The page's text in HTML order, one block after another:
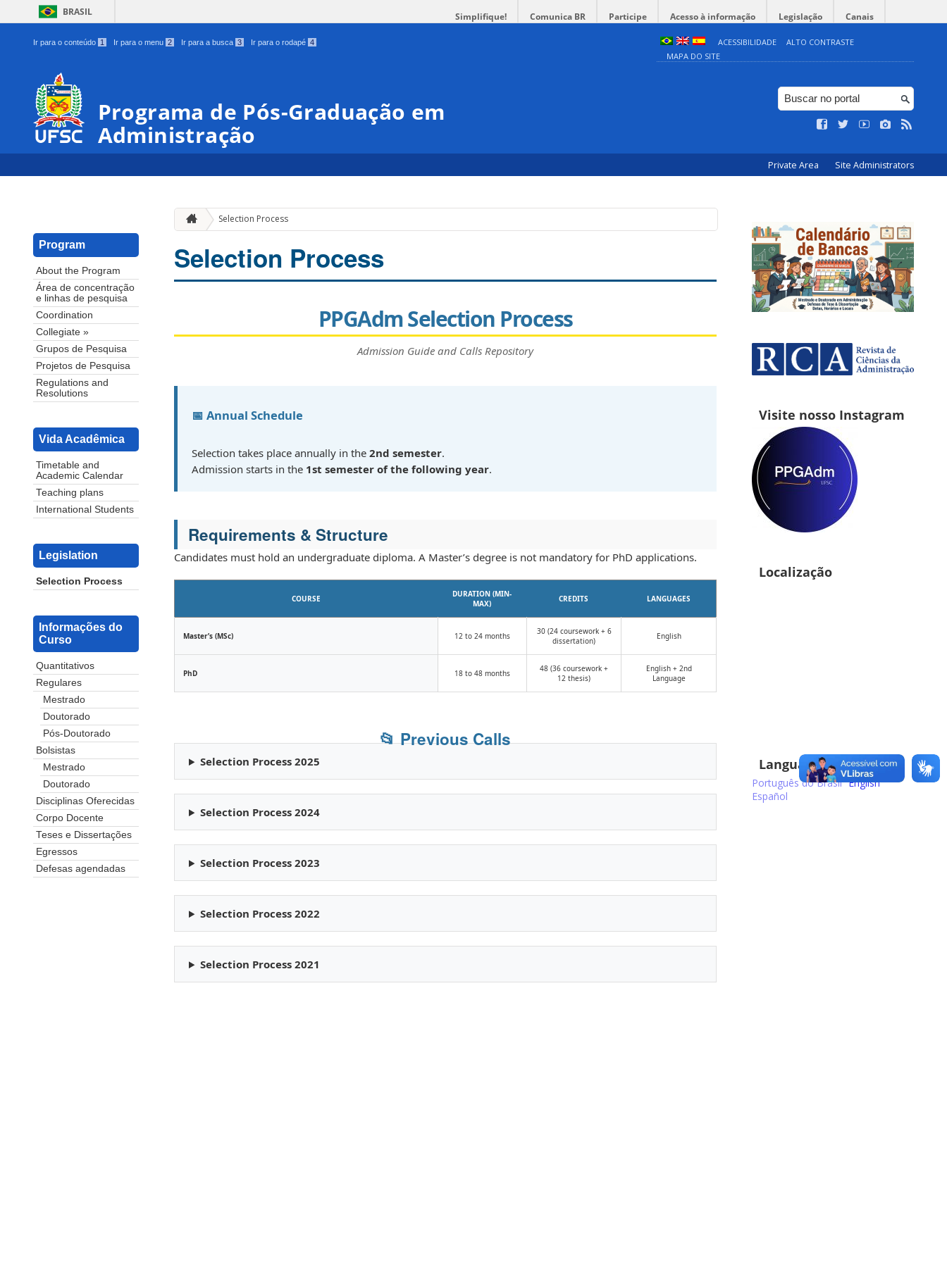
BRASIL Simplifique! Comunica BR Participe Acesso à informação Legislação Canais
Ir para o conteúdo 1 Ir para o menu 2 Ir para a busca 3 Ir para o rodapé 4 ACESSIBILIDADE
ALTO CONTRASTE
MAPA DO SITE
Programa de Pós-Graduação em
Administração
Private Area Site Administrators
Program
About the Program
Área de concentração
e linhas de pesquisa
Coordination
Collegiate »
Grupos de Pesquisa
Projetos de Pesquisa
Regulations and
Resolutions
Vida Acadêmica
Timetable and
Academic Calendar
Teaching plans
International Students
Legislation
Selection Process
Informações do
Curso
Quantitativos
Regulares
Mestrado
Doutorado
Pós-Doutorado
Bolsistas
Mestrado
Doutorado
Disciplinas Oferecidas
Corpo Docente
Teses e Dissertações
Egressos
Defesas agendadas
Selection Process
Selection Process
PPGAdm Selection Process
Admission Guide and Calls Repository
📅 Annual Schedule
Selection takes place annually in the 2nd semester.
Admission starts in the 1st semester of the following year.
Requirements & Structure
Candidates must hold an undergraduate diploma. A Master’s degree is not mandatory for PhD applications.
COURSE
DURATION (MIN-
MAX)
CREDITS LANGUAGES
Master’s (MSc) 12 to 24 months
30 (24 coursework + 6
dissertation)
English
PhD 18 to 48 months
48 (36 coursework +
12 thesis)
English + 2nd
Language
📂 Previous Calls
Selection Process 2025
Selection Process 2024
Selection Process 2023
Selection Process 2022
Selection Process 2021
Visite nosso Instagram
Localização
Language:
Português do Brasil English
Español